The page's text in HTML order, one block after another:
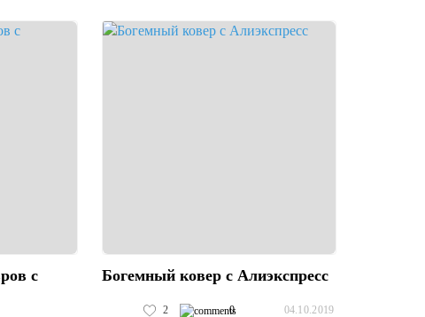
с
Богемный ковер с Алиэкспресс
2 0 04.10.2019